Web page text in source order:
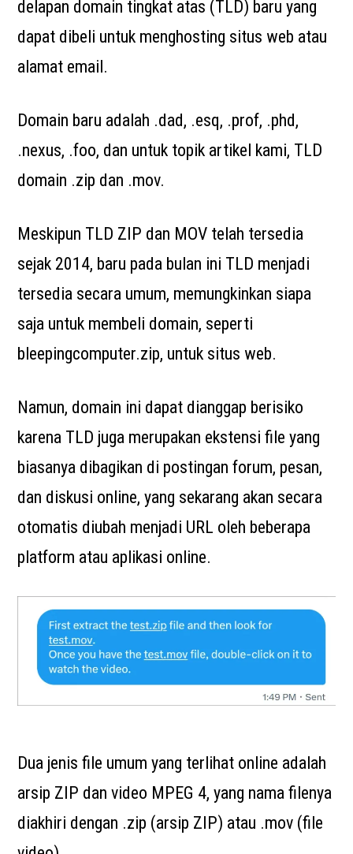
delapan domain tingkat atas (TLD) baru yang
dapat dibeli untuk menghosting situs web atau
alamat email.
Domain baru adalah .dad, .esq, .prof, .phd,
.nexus, .foo, dan untuk topik artikel kami, TLD
domain .zip dan .mov.
Meskipun TLD ZIP dan MOV telah tersedia
sejak 2014, baru pada bulan ini TLD menjadi
tersedia secara umum, memungkinkan siapa
saja untuk membeli domain, seperti
bleepingcomputer.zip, untuk situs web.
Namun, domain ini dapat dianggap berisiko
karena TLD juga merupakan ekstensi file yang
biasanya dibagikan di postingan forum, pesan,
dan diskusi online, yang sekarang akan secara
otomatis diubah menjadi URL oleh beberapa
platform atau aplikasi online.
Dua jenis file umum yang terlihat online adalah
arsip ZIP dan video MPEG 4, yang nama filenya
diakhiri dengan .zip (arsip ZIP) atau .mov (file